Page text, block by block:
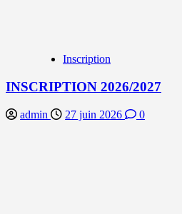
Inscription
INSCRIPTION 2026/2027
admin 27 juin 2026 0